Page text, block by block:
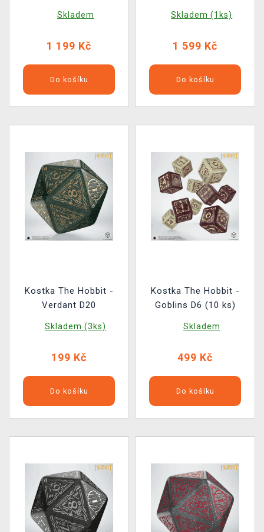
Skladem
1 199 Kč
Do košíku
Now)
Skladem (1ks)
1 599 Kč
Do košíku
Kostka The Hobbit -
Verdant D20
Skladem (3ks)
199 Kč
Do košíku
Kostka The Hobbit -
Goblins D6 (10 ks)
Skladem
499 Kč
Do košíku